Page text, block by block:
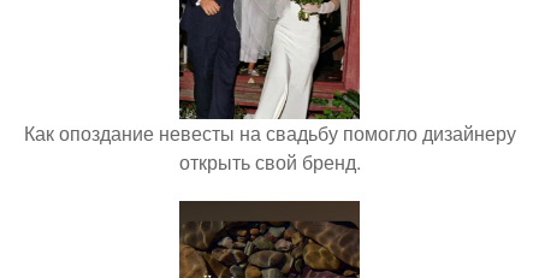
Как опоздание невесты на свадьбу помогло дизайнеру
открыть свой бренд.